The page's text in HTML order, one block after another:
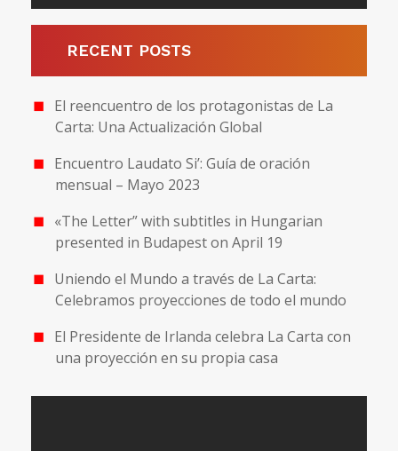
RECENT POSTS
El reencuentro de los protagonistas de La
Carta: Una Actualización Global
Encuentro Laudato Si’: Guía de oración
mensual – Mayo 2023
«The Letter” with subtitles in Hungarian
presented in Budapest on April 19
Uniendo el Mundo a través de La Carta:
Celebramos proyecciones de todo el mundo
El Presidente de Irlanda celebra La Carta con
una proyección en su propia casa